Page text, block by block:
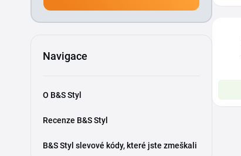
Navigace
O B&S Styl
Recenze B&S Styl
B&S Styl slevové kódy, které jste zmeškali